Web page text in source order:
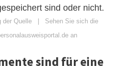
sind oder nicht.
der Quelle | Sehen Sie sich die
an
sind für eine